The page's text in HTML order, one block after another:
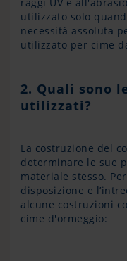
utilizzato solo
necessità assoluta
utilizzato per cime
2. Quali sono
utilizzati?
La costruzione del
determinare le sue
materiale stesso.
disposizione e
alcune costruzioni
cime d'ormeggio: